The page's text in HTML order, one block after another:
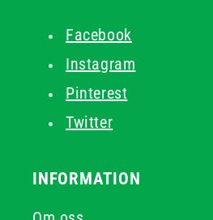
Facebook
Instagram
Pinterest
Twitter
INFORMATION